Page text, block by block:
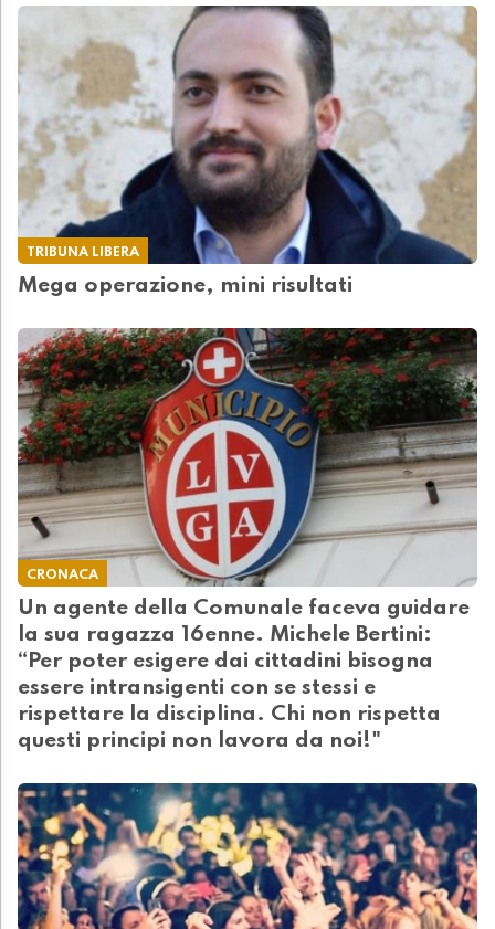
TRIBUNA LIBERA
Mega operazione, mini risultati
CRONACA
Un agente della Comunale faceva guidare
la sua ragazza 16enne. Michele Bertini:
“Per poter esigere dai cittadini bisogna
essere intransigenti con se stessi e
rispettare la disciplina. Chi non rispetta
questi principi non lavora da noi!"